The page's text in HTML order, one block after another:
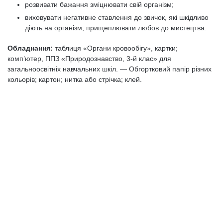
розвивати бажання зміцнювати свій організм;
виховувати негативне ставлення до звичок, які шкідливо
діють на організм, прищеплювати любов до мистецтва.
Обладнання: таблиця «Органи кровообігу», картки;
комп’ютер, ППЗ «Природознавство, 3-й клас» для
загальноосвітніх навчальних шкіл. — Обгортковий папір різних
кольорів; картон; нитка або стрічка; клей.